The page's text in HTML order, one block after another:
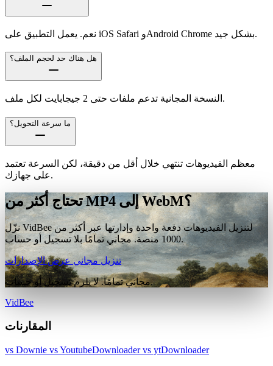
نعم. يعمل التطبيق على iOS Safari وAndroid Chrome بشكل جيد.
هل هناك حد لحجم الملف؟
النسخة المجانية تدعم ملفات حتى 2 جيجابايت لكل ملف.
ما سرعة التحويل؟
معظم الفيديوهات تنتهي خلال أقل من دقيقة، لكن السرعة تعتمد
على جهازك.
تحتاج أكثر من MP4 إلى WebM؟
نزّل VidBee لتنزيل الفيديوهات دفعة واحدة وإدارتها عبر أكثر من
1000 منصة. مجاني تمامًا بلا تسجيل أو حساب.
تنزيل مجانيعرض الإصدارات
مجاني تمامًا. لا يلزم تسجيل أو حساب.
VidBee
المقارنات
vs Downie vs YoutubeDownloadervs ytDownloader